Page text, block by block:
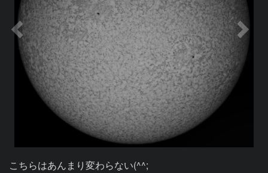
こちらはあんまり変わらない(^^;